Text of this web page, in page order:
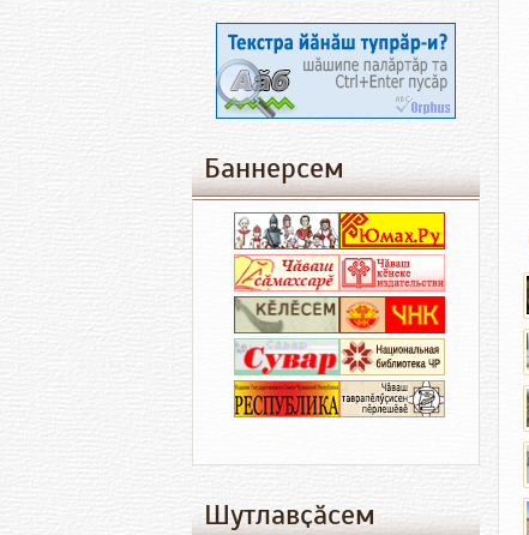
Баннерсем
Шутлавҫӑсем